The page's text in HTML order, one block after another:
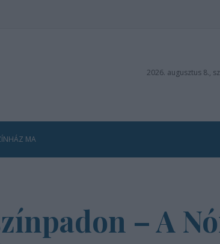
2026. augusztus 8.,
MA
– A